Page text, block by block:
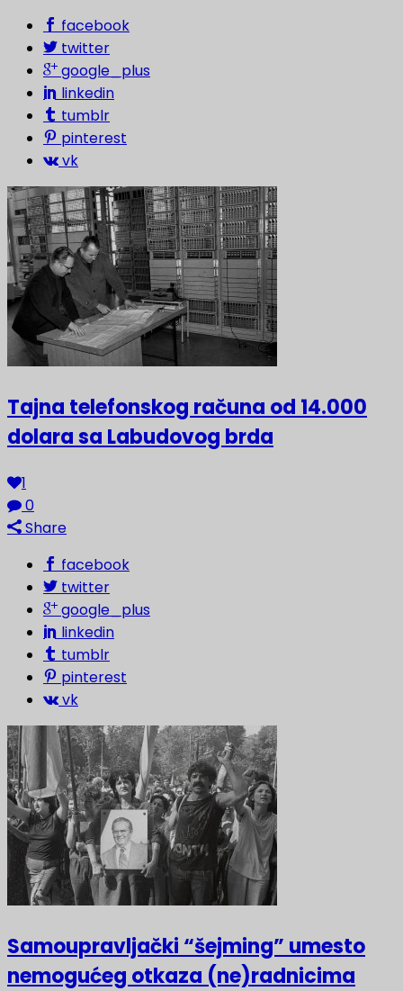
facebook
twitter
google_plus
linkedin
tumblr
pinterest
vk
Tajna telefonskog računa od 14.000
dolara sa Labudovog brda
1
0
Share
facebook
twitter
google_plus
linkedin
tumblr
pinterest
vk
Samoupravljački “šejming” umesto
nemogućeg otkaza (ne)radnicima